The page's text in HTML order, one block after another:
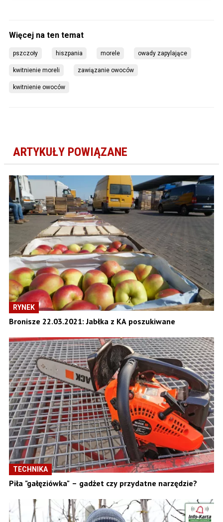
pszczoły hiszpania morele owady zapylające
kwitnienie moreli zawiązanie owoców
kwitnienie owoców
ARTYKUŁY POWIĄZANE
RYNEK
Bronisze 22.03.2021: Jabłka z KA poszukiwane
TECHNIKA
Piła "gałęziówka" – gadżet czy przydatne narzędzie?